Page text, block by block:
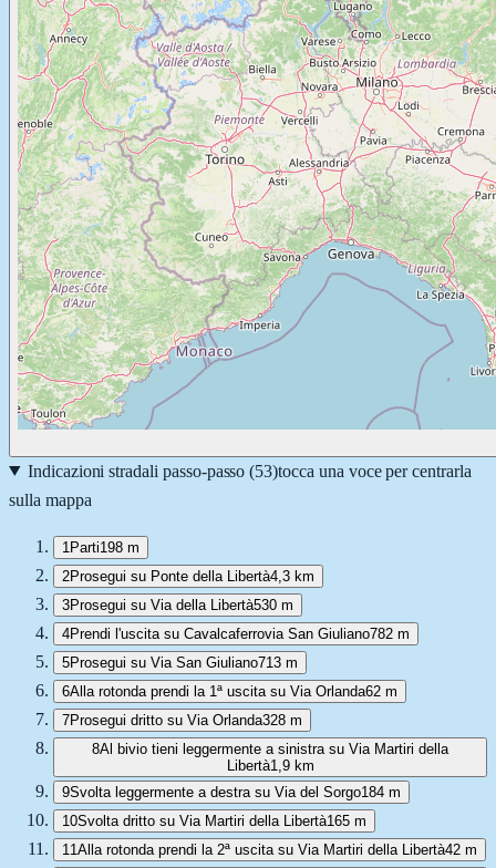
Indicazioni stradali passo-passo (53)tocca una voce per centrarla
sulla mappa
1 Parti198 m
2Prosegui su Ponte della Libertà4,3 km
3Prosegui su Via della Libertà530 m
4Prendi l'uscita su Cavalcaferrovia San Giuliano782 m
5Prosegui su Via San Giuliano713 m
6Alla rotonda prendi la 1ª uscita su Via Orlanda62 m
7Prosegui dritto su Via Orlanda328 m
8Al bivio tieni leggermente a sinistra su Via Martiri della
Libertà1,9 km
9Svolta leggermente a destra su Via del Sorgo184 m
10Svolta dritto su Via Martiri della Libertà165 m
11Alla rotonda prendi la 2ª uscita su Via Martiri della Libertà42 m